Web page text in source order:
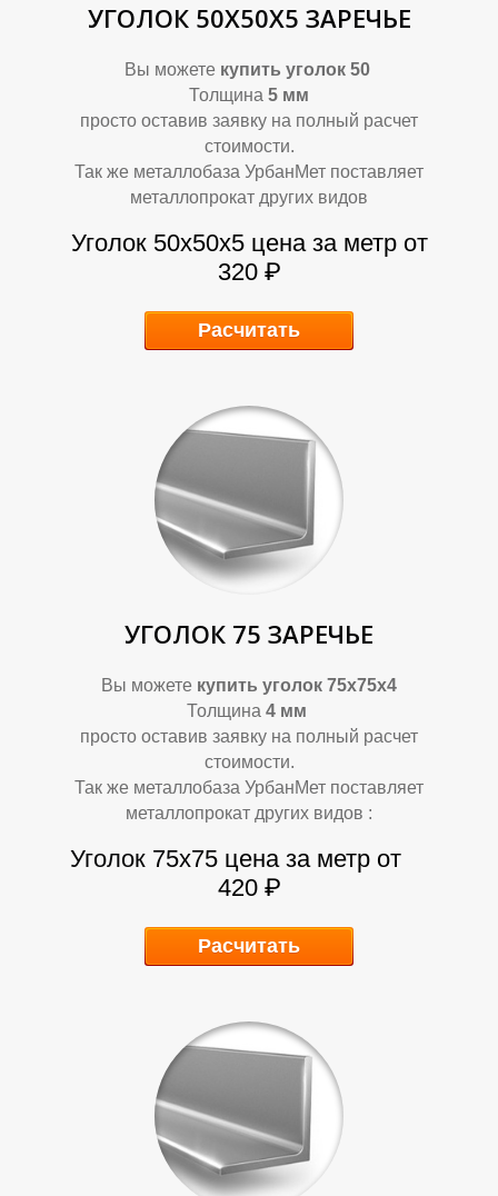
Л
Л
УГОЛОК 50Х50Х5 ЗАРЕЧЬЕ
Вы можете купить уголок 50
Толщина 5 мм
просто оставив заявку на полный расчет
стоимости.
Так же металлобаза УрбанМет поставляет
металлопрокат других видов
Уголок 50х50х5 цена за метр от
320 ₽
Расчитать
УГОЛОК 75 ЗАРЕЧЬЕ
Вы можете купить уголок 75х75х4
Толщина 4 мм
просто оставив заявку на полный расчет
стоимости.
Так же металлобаза УрбанМет поставляет
металлопрокат других видов :
Уголок 75х75 цена за метр от
420 ₽
Расчитать
Л
Л